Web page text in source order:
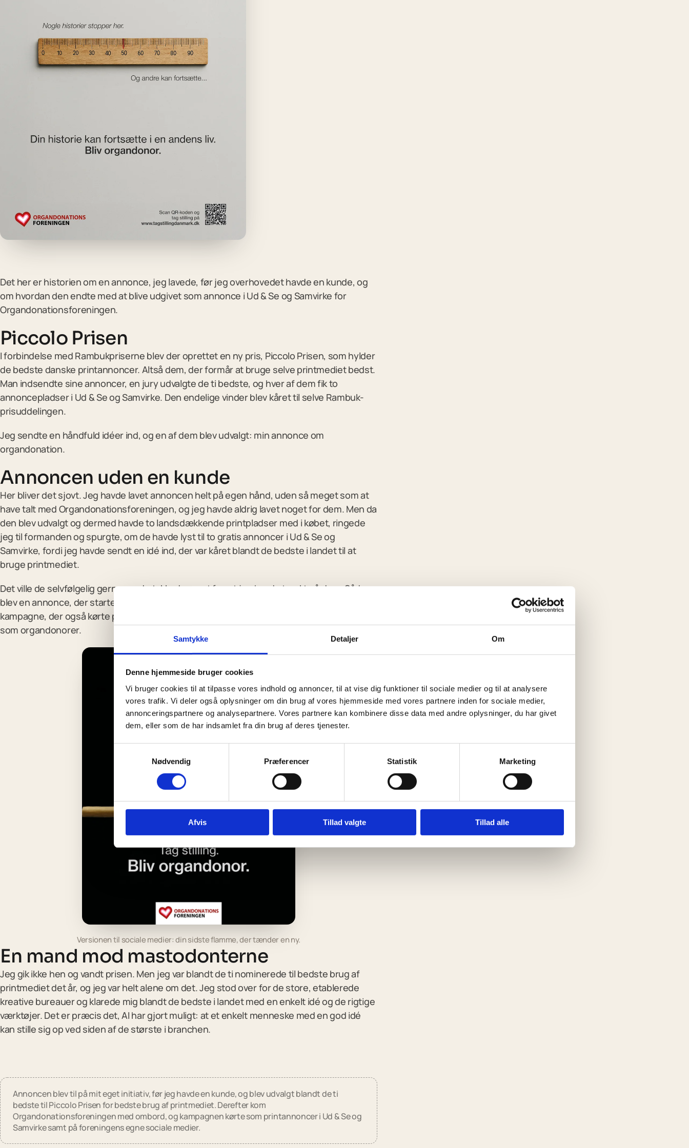
Samtykke Detaljer Om
Denne hjemmeside bruger cookies
Vi bruger cookies til at tilpasse vores indhold og annoncer, til at vise dig funktioner til sociale medier og til at analysere
vores trafik. Vi deler også oplysninger om din brug af vores hjemmeside med vores partnere inden for sociale medier,
annonceringspartnere og analysepartnere. Vores partnere kan kombinere disse data med andre oplysninger, du har givet
dem, eller som de har indsamlet fra din brug af deres tjenester.
Nødvendig
Præferencer Statistik Marketing
Afvis Tillad valgte Tillad alle
Det her er historien om en annonce, jeg lavede, før jeg overhovedet havde en kunde, og
om hvordan den endte med at blive udgivet som annonce i Ud & Se og Samvirke for
Organdonationsforeningen.
Piccolo Prisen
I forbindelse med Rambukpriserne blev der oprettet en ny pris, Piccolo Prisen, som hylder
de bedste danske printannoncer. Altså dem, der formår at bruge selve printmediet bedst.
Man indsendte sine annoncer, en jury udvalgte de ti bedste, og hver af dem fik to
annoncepladser i Ud & Se og Samvirke. Den endelige vinder blev kåret til selve Rambuk-
prisuddelingen.
Jeg sendte en håndfuld idéer ind, og en af dem blev udvalgt: min annonce om
organdonation.
Annoncen uden en kunde
Her bliver det sjovt. Jeg havde lavet annoncen helt på egen hånd, uden så meget som at
have talt med Organdonationsforeningen, og jeg havde aldrig lavet noget for dem. Men da
den blev udvalgt og dermed havde to landsdækkende printpladser med i købet, ringede
jeg til formanden og spurgte, om de havde lyst til to gratis annoncer i Ud & Se og
Samvirke, fordi jeg havde sendt en idé ind, der var kåret blandt de bedste i landet til at
bruge printmediet.
Det ville de selvfølgelig gerne, og de takkede pænt for, at jeg havde tænkt på dem. Sådan
blev en annonce, der startede som mit eget indslag til en konkurrence, til en rigtig
kampagne, der også kørte på foreningens sociale medier for at få flere til at skrive sig op
som organdonorer.
Versionen til sociale medier: din sidste flamme, der tænder en ny.
En mand mod mastodonterne
Jeg gik ikke hen og vandt prisen. Men jeg var blandt de ti nominerede til bedste brug af
printmediet det år, og jeg var helt alene om det. Jeg stod over for de store, etablerede
kreative bureauer og klarede mig blandt de bedste i landet med en enkelt idé og de rigtige
værktøjer. Det er præcis det, AI har gjort muligt: at et enkelt menneske med en god idé
kan stille sig op ved siden af de største i branchen.
Annoncen blev til på mit eget initiativ, før jeg havde en kunde, og blev udvalgt blandt de ti
bedste til Piccolo Prisen for bedste brug af printmediet. Derefter kom
Organdonationsforeningen med ombord, og kampagnen kørte som printannoncer i Ud & Se og
Samvirke samt på foreningens egne sociale medier.